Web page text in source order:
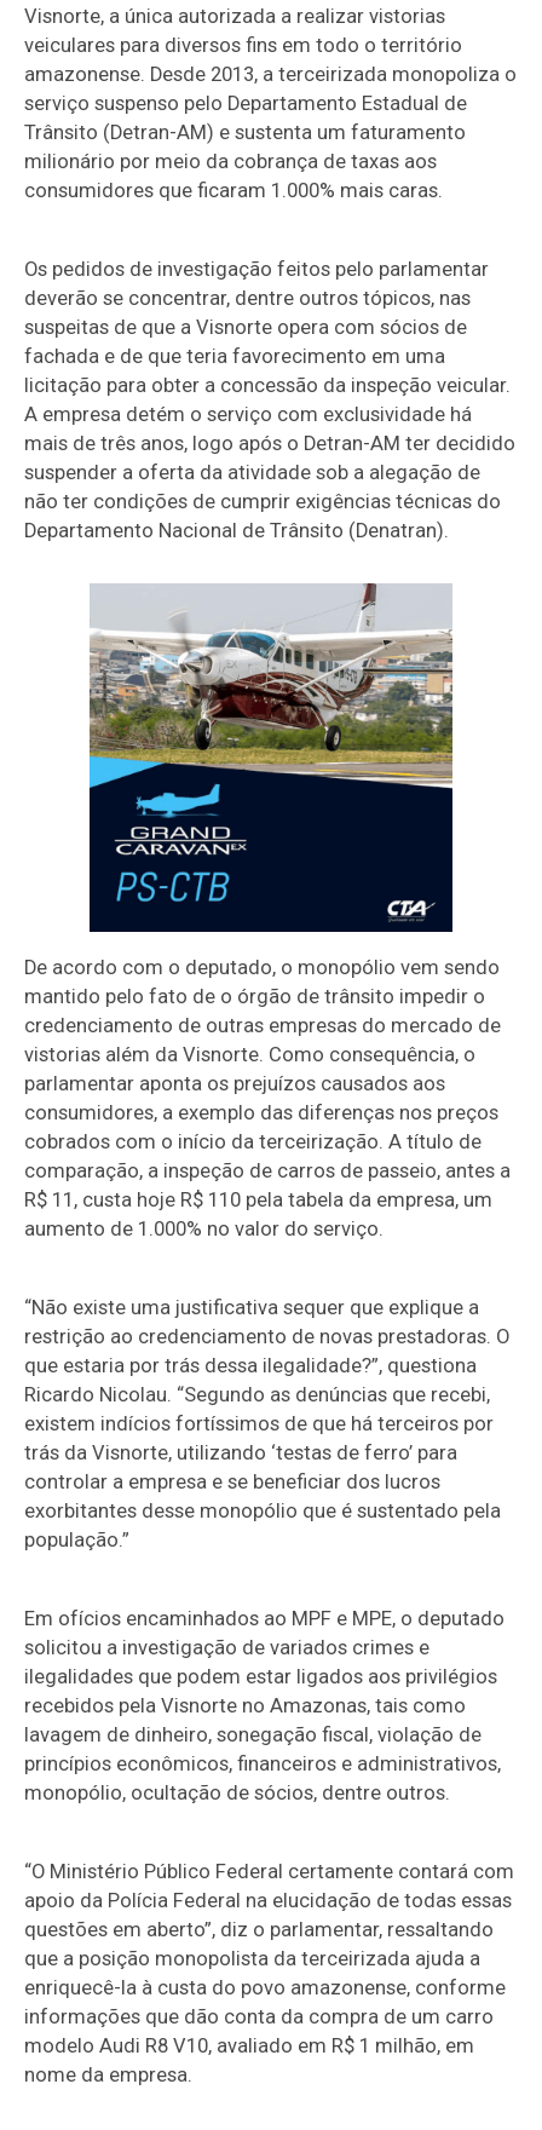
Visnorte, a única autorizada a realizar vistorias
veiculares para diversos fins em todo o território
amazonense. Desde 2013, a terceirizada monopoliza o
serviço suspenso pelo Departamento Estadual de
Trânsito (Detran-AM) e sustenta um faturamento
milionário por meio da cobrança de taxas aos
consumidores que ficaram 1.000% mais caras.
Os pedidos de investigação feitos pelo parlamentar
deverão se concentrar, dentre outros tópicos, nas
suspeitas de que a Visnorte opera com sócios de
fachada e de que teria favorecimento em uma
licitação para obter a concessão da inspeção veicular.
A empresa detém o serviço com exclusividade há
mais de três anos, logo após o Detran-AM ter decidido
suspender a oferta da atividade sob a alegação de
não ter condições de cumprir exigências técnicas do
Departamento Nacional de Trânsito (Denatran).
De acordo com o deputado, o monopólio vem sendo
mantido pelo fato de o órgão de trânsito impedir o
credenciamento de outras empresas do mercado de
vistorias além da Visnorte. Como consequência, o
parlamentar aponta os prejuízos causados aos
consumidores, a exemplo das diferenças nos preços
cobrados com o início da terceirização. A título de
comparação, a inspeção de carros de passeio, antes a
R$ 11, custa hoje R$ 110 pela tabela da empresa, um
aumento de 1.000% no valor do serviço.
“Não existe uma justificativa sequer que explique a
restrição ao credenciamento de novas prestadoras. O
que estaria por trás dessa ilegalidade?”, questiona
Ricardo Nicolau. “Segundo as denúncias que recebi,
existem indícios fortíssimos de que há terceiros por
trás da Visnorte, utilizando ‘testas de ferro’ para
controlar a empresa e se beneficiar dos lucros
exorbitantes desse monopólio que é sustentado pela
população.”
Em ofícios encaminhados ao MPF e MPE, o deputado
solicitou a investigação de variados crimes e
ilegalidades que podem estar ligados aos privilégios
recebidos pela Visnorte no Amazonas, tais como
lavagem de dinheiro, sonegação fiscal, violação de
princípios econômicos, financeiros e administrativos,
monopólio, ocultação de sócios, dentre outros.
“O Ministério Público Federal certamente contará com
apoio da Polícia Federal na elucidação de todas essas
questões em aberto”, diz o parlamentar, ressaltando
que a posição monopolista da terceirizada ajuda a
enriquecê-la à custa do povo amazonense, conforme
informações que dão conta da compra de um carro
modelo Audi R8 V10, avaliado em R$ 1 milhão, em
nome da empresa.